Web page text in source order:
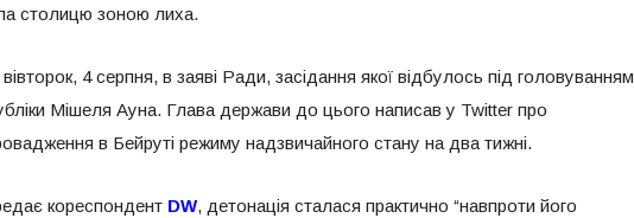
столицю зоною лиха.
4 серпня, в заяві Ради, засідання якої відбулось під головуванням
Мішеля Ауна. Глава держави до цього написав у Twitter про
в Бейруті режиму надзвичайного стану на два тижні.
кореспондент DW, детонація сталася практично “навпроти його